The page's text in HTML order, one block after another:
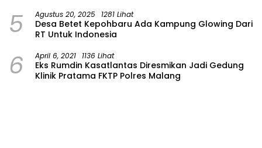
5 Agustus 20, 2025 1281 Lihat
Desa Betet Kepohbaru Ada Kampung Glowing Dari
RT Untuk Indonesia
6 April 6, 2021 1136 Lihat
Eks Rumdin Kasatlantas Diresmikan Jadi Gedung
Klinik Pratama FKTP Polres Malang